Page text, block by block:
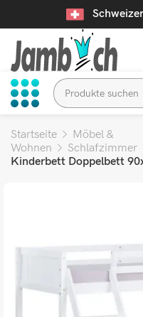
Startseite
Möbel &
Wohnen
Schlafzimmer
Kinderbett Doppelbett